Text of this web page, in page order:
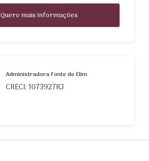
Quero mais informações
Administradora Fonte de Elim
CRECI: 1073927RJ